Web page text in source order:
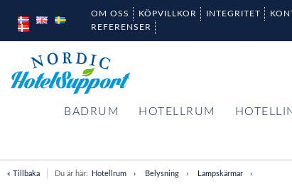
OM OSS KÖPVILLKOR INTEGRITET
REFERENSER
BADRUM HOTELLRUM
« Tillbaka Du är här: Hotellrum Belysning Lampskärmar